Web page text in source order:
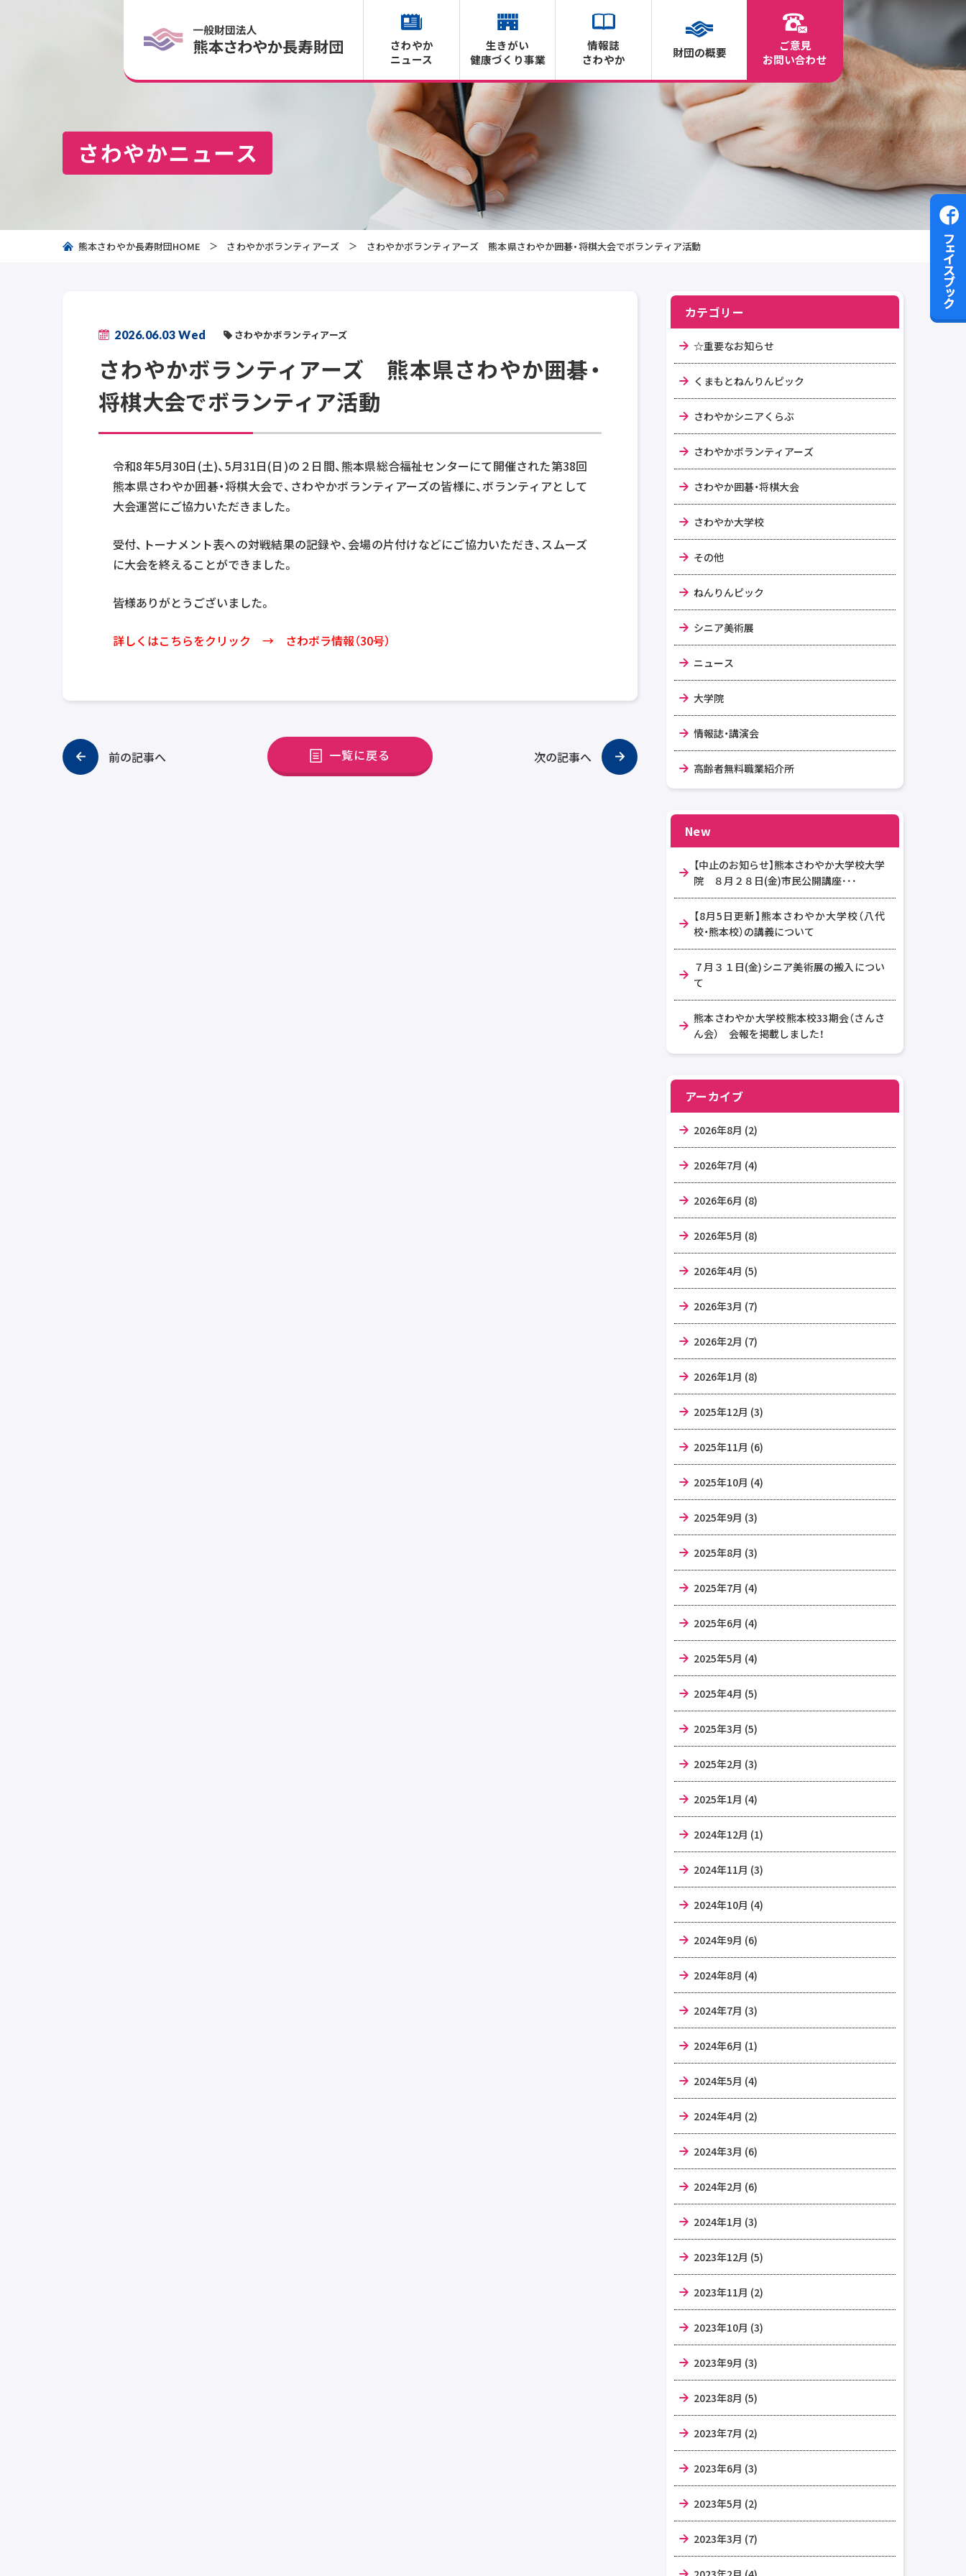
さわやか
ニュース
生きがい
健康づくり事業
情報誌
さわやか
財団の概要
ご意見
お問い合わせ
さわやかニュース
熊本さわやか長寿財団HOME さわやかボランティアーズ さわやかボランティアーズ 熊本県さわやか囲碁・将棋大会でボランティア活動
2026.06.03 Wed さわやかボランティアーズ
さわやかボランティアーズ 熊本県さわやか囲碁・
将棋大会でボランティア活動
令和8年5月30日(土)、5月31日(日)の２日間、熊本県総合福祉センターにて開催された第38回
熊本県さわやか囲碁・将棋大会で、さわやかボランティアーズの皆様に、ボランティアとして
大会運営にご協力いただきました。
受付、トーナメント表への対戦結果の記録や、会場の片付けなどにご協力いただき、スムーズ
に大会を終えることができました。
皆様ありがとうございました。
詳しくはこちらをクリック → さわボラ情報（30号）
前の記事へ 次の記事へ
一覧に戻る
カテゴリー
☆重要なお知らせ
くまもとねんりんピック
さわやかシニアくらぶ
さわやかボランティアーズ
さわやか囲碁・将棋大会
さわやか大学校
その他
ねんりんピック
シニア美術展
ニュース
大学院
情報誌・講演会
高齢者無料職業紹介所
New
【中止のお知らせ】熊本さわやか大学校大学
院 ８月２８日(金)市民公開講座･･･
【8月5日更新】熊本さわやか大学校（八代
校・熊本校）の講義について
７月３１日(金)シニア美術展の搬入につい
て
熊本さわやか大学校熊本校33期会（さんさ
ん会） 会報を掲載しました！
アーカイブ
2026年8月 (2)
2026年7月 (4)
2026年6月 (8)
2026年5月 (8)
2026年4月 (5)
2026年3月 (7)
2026年2月 (7)
2026年1月 (8)
2025年12月 (3)
2025年11月 (6)
2025年10月 (4)
2025年9月 (3)
2025年8月 (3)
2025年7月 (4)
2025年6月 (4)
2025年5月 (4)
2025年4月 (5)
2025年3月 (5)
2025年2月 (3)
2025年1月 (4)
2024年12月 (1)
2024年11月 (3)
2024年10月 (4)
2024年9月 (6)
2024年8月 (4)
2024年7月 (3)
2024年6月 (1)
2024年5月 (4)
2024年4月 (2)
2024年3月 (6)
2024年2月 (6)
2024年1月 (3)
2023年12月 (5)
2023年11月 (2)
2023年10月 (3)
2023年9月 (3)
2023年8月 (5)
2023年7月 (2)
2023年6月 (3)
2023年5月 (2)
2023年3月 (7)